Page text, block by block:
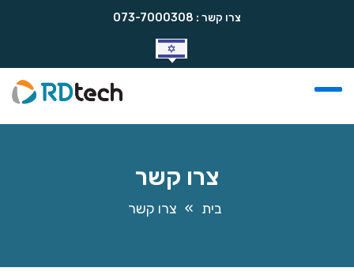
צרו קשר : 073-7000308
צרו קשר
בית צרו קשר